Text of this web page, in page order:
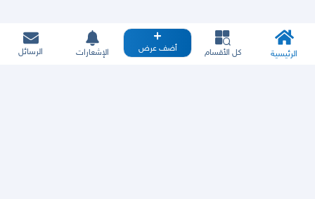
الرئيسية كل الأقسام أضف عرض الإشعارات الرسائل